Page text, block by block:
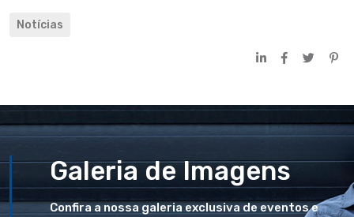
Notícias
Galeria de Imagens
Confira a nossa galeria exclusiva de eventos e